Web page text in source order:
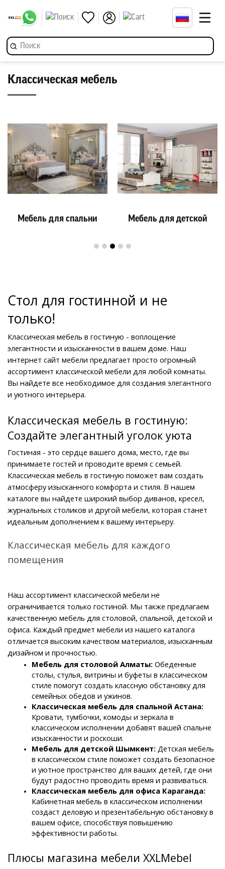
Классическая мебель
Мебель для спальни Мебель для детской
Стол для гостинной и не
только!
Классическая мебель в гостиную - воплощение
элегантности и изысканности в вашем доме. Наш
интернет сайт мебели предлагает просто огромный
ассортимент классической мебели для любой комнаты.
Вы найдете все необходимое для создания элегантного
и уютного интерьера.
Классическая мебель в гостиную:
Создайте элегантный уголок уюта
Гостиная - это сердце вашего дома, место, где вы
принимаете гостей и проводите время с семьей.
Классическая мебель в гостиную поможет вам создать
атмосферу изысканного комфорта и стиля. В нашем
каталоге вы найдете широкий выбор диванов, кресел,
журнальных столиков и другой мебели, которая станет
идеальным дополнением к вашему интерьеру.
Классическая мебель для каждого
помещения
Наш ассортимент классической мебели не
ограничивается только гостиной. Мы также предлагаем
качественную мебель для столовой, спальной, детской и
офиса. Каждый предмет мебели из нашего каталога
отличается высоким качеством материалов, изысканным
дизайном и прочностью.
Мебель для столовой Алматы: Обеденные
столы, стулья, витрины и буфеты в классическом
стиле помогут создать классную обстановку для
семейных обедов и ужинов.
Кровати, тумбочки, комоды и зеркала в
классическом исполнении добавят вашей спальне
изысканности и роскоши.
Мебель для детской Шымкент: Детская мебель
в классическом стиле поможет создать безопасное
и уютное пространство для ваших детей, где они
будут радостно проводить время и развиваться.
Кабинетная мебель в классическом исполнении
создаст деловую и презентабельную обстановку в
вашем офисе, способствуя повышению
эффективности работы.
Плюсы магазина мебели XXLMebel